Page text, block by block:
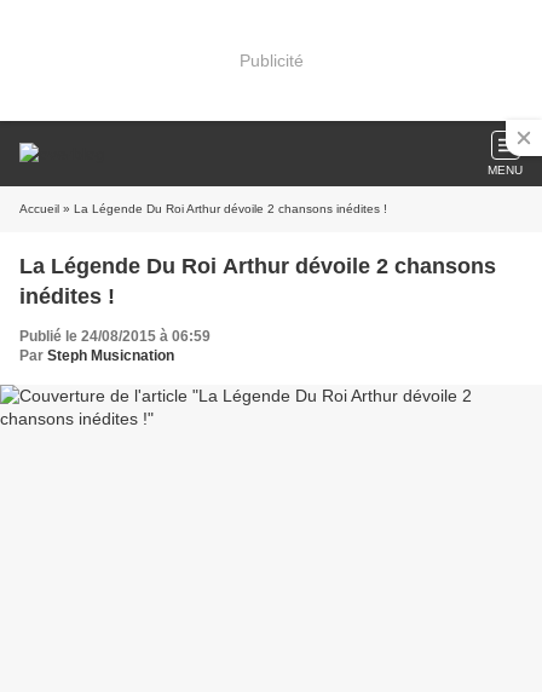
Publicité
MENU
Accueil » La Légende Du Roi Arthur dévoile 2 chansons inédites !
La Légende Du Roi Arthur dévoile 2 chansons
inédites !
Publié le 24/08/2015 à 06:59
Par Steph Musicnation